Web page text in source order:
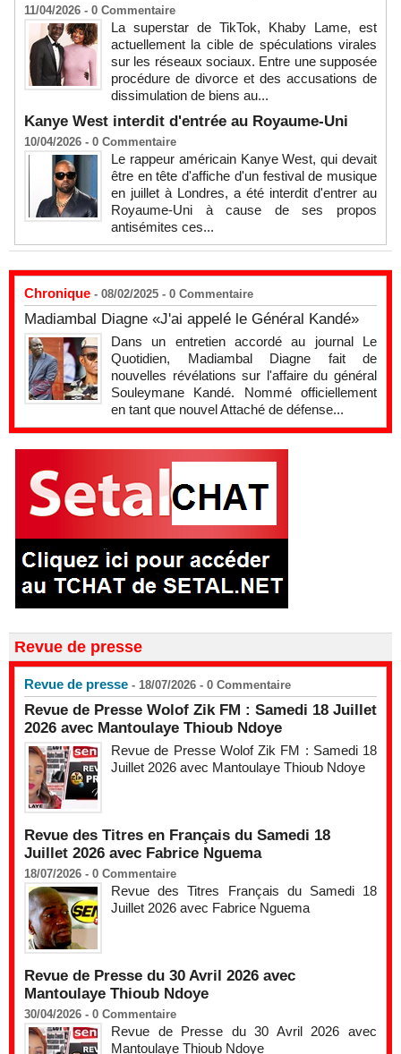
11/04/2026 - 0 Commentaire
La superstar de TikTok, Khaby Lame, est
actuellement la cible de spéculations virales
sur les réseaux sociaux. Entre une supposée
procédure de divorce et des accusations de
dissimulation de biens au...
Kanye West interdit d'entrée au Royaume-Uni
10/04/2026 - 0 Commentaire
Le rappeur américain Kanye West, qui devait
être en tête d'affiche d'un festival de musique
en juillet à Londres, a été interdit d'entrer au
Royaume-Uni à cause de ses propos
antisémites ces...
Chronique - 08/02/2025 - 0 Commentaire
Madiambal Diagne «J'ai appelé le Général Kandé»
Dans un entretien accordé au journal Le
Quotidien, Madiambal Diagne fait de
nouvelles révélations sur l'affaire du général
Souleymane Kandé. Nommé officiellement
en tant que nouvel Attaché de défense...
Revue de presse
Revue de presse - 18/07/2026 - 0 Commentaire
Revue de Presse Wolof Zik FM : Samedi 18 Juillet
2026 avec Mantoulaye Thioub Ndoye
Revue de Presse Wolof Zik FM : Samedi 18
Juillet 2026 avec Mantoulaye Thioub Ndoye
Revue des Titres en Français du Samedi 18
Juillet 2026 avec Fabrice Nguema
18/07/2026 - 0 Commentaire
Revue des Titres Français du Samedi 18
Juillet 2026 avec Fabrice Nguema
Revue de Presse du 30 Avril 2026 avec
Mantoulaye Thioub Ndoye
30/04/2026 - 0 Commentaire
Revue de Presse du 30 Avril 2026 avec
Mantoulaye Thioub Ndoye